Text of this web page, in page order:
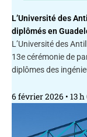
L’Université des
diplômés en
L’Université des
13e cérémonie de
diplômes des
6 février 2026 13